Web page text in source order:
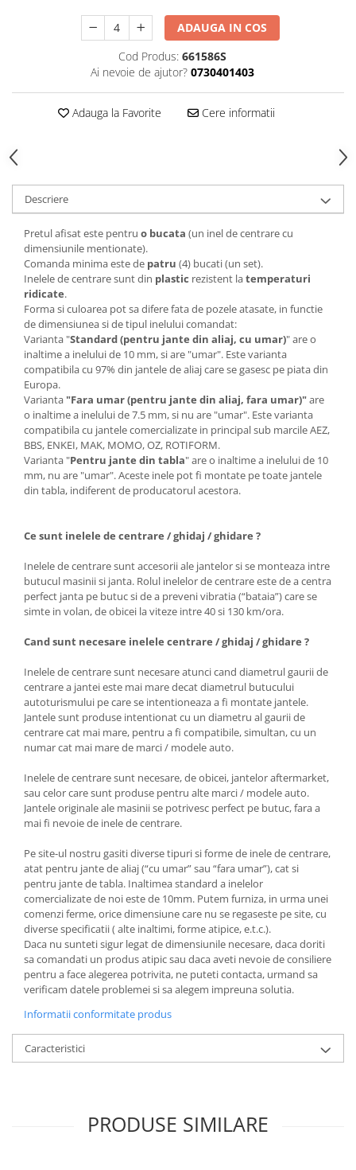
ADAUGA IN COS
Cod Produs: 661586S
Ai nevoie de ajutor? 0730401403
Adauga la Favorite Cere informatii
Descriere
Pretul afisat este pentru o bucata (un inel de centrare cu
dimensiunile mentionate).
Comanda minima este de patru (4) bucati (un set).
Inelele de centrare sunt din plastic rezistent latemperaturi
ridicate.
Forma si culoarea pot sa difere fata de pozele atasate, in functie
de dimensiunea si de tipul inelului comandat:
Varianta "Standard (pentru jante din aliaj, cu umar)" are o
inaltime a inelului de 10 mm, si are "umar". Este varianta
compatibila cu 97% din jantele de aliaj care se gasesc pe piata din
Europa.
Varianta "Fara umar (pentru jante din aliaj, fara umar)"are
o inaltime a inelului de 7.5 mm, si nu are "umar". Este varianta
compatibila cu jantele comercializate in principal sub marcile AEZ,
BBS, ENKEI, MAK, MOMO, OZ, ROTIFORM.
Varianta "Pentru jante din tabla" are o inaltime a inelului de 10
mm, nu are "umar". Aceste inele pot fi montate pe toate jantele
din tabla, indiferent de producatorul acestora.
Ce sunt inelele de centrare / ghidaj / ghidare ?
Inelele de centrare sunt accesorii ale jantelor si se monteaza intre
butucul masinii si janta. Rolul inelelor de centrare este de a centra
perfect janta pe butuc si de a preveni vibratia (“bataia”) care se
simte in volan, de obicei la viteze intre 40 si 130 km/ora.
Cand sunt necesare inelele centrare / ghidaj / ghidare ?
Inelele de centrare sunt necesare atunci cand diametrul gaurii de
centrare a jantei este mai mare decat diametrul butucului
autoturismului pe care se intentioneaza a fi montate jantele.
Jantele sunt produse intentionat cu un diametru al gaurii de
centrare cat mai mare, pentru a fi compatibile, simultan, cu un
numar cat mai mare de marci / modele auto.
Inelele de centrare sunt necesare, de obicei, jantelor aftermarket,
sau celor care sunt produse pentru alte marci / modele auto.
Jantele originale ale masinii se potrivesc perfect pe butuc, fara a
mai fi nevoie de inele de centrare.
Pe site-ul nostru gasiti diverse tipuri si forme de inele de centrare,
atat pentru jante de aliaj (“cu umar” sau “fara umar”), cat si
pentru jante de tabla. Inaltimea standard a inelelor
comercializate de noi este de 10mm. Putem furniza, in urma unei
comenzi ferme, orice dimensiune care nu se regaseste pe site, cu
diverse specificatii ( alte inaltimi, forme atipice, e.t.c.).
Daca nu sunteti sigur legat de dimensiunile necesare, daca doriti
sa comandati un produs atipic sau daca aveti nevoie de consiliere
pentru a face alegerea potrivita, ne puteti contacta, urmand sa
verificam datele problemei si sa alegem impreuna solutia.
Informatii conformitate produs
Caracteristici
PRODUSE SIMILARE